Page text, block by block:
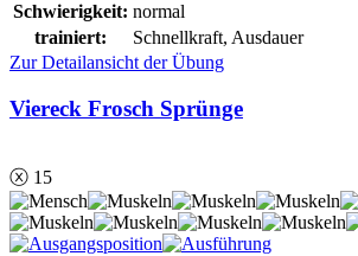
Schwierigkeit: normal
trainiert:
Schnellkraft, Ausdauer
Zur Detailansicht der Übung
Viereck Frosch Sprünge
ⓧ 15